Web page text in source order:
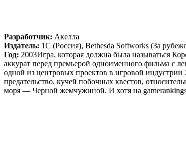
Разработчик: Акелла
Издатель: 1С (Россия), Bethesda Softworks (За
Год: 2003Игра, которая должна была называться
аккурат перед премьерой одноименного фильма с
одной из центровых проектов в игровой
предательство, кучей побочных квестов,
моря — Черной жемчужиной. И хотя на